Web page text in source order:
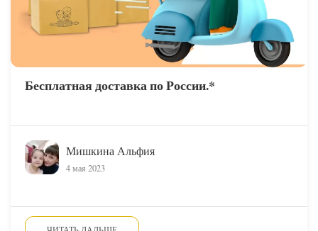
Бесплатная доставка по России.*
Мишкина Альфия
4 мая 2023